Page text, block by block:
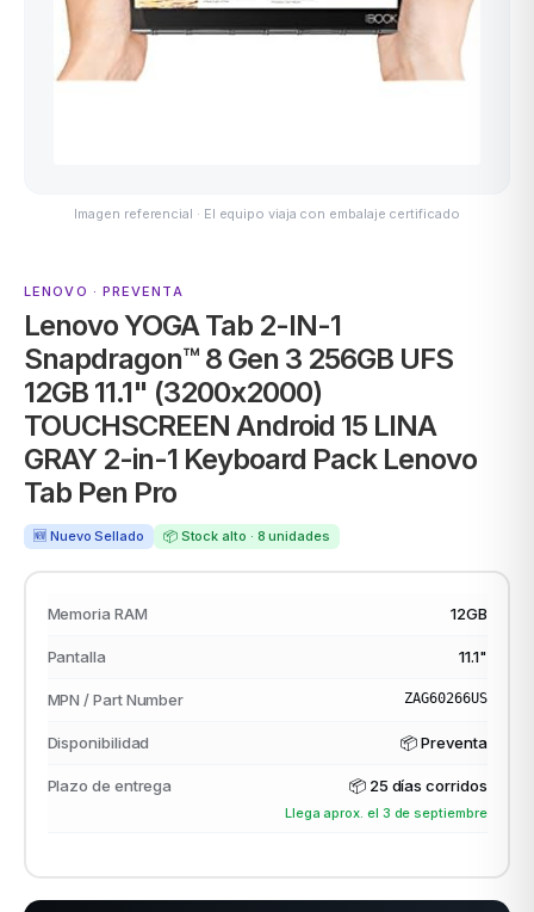
ACER
Imagen referencial · El equipo viaja con embalaje certificado
LENOVO · PREVENTA
Lenovo YOGA Tab 2-IN-1
Snapdragon™ 8 Gen 3 256GB UFS
12GB 11.1" (3200x2000)
TOUCHSCREEN Android 15 LINA
GRAY 2-in-1 Keyboard Pack Lenovo
Tab Pen Pro
🆕 Nuevo Sellado 📦 Stock alto · 8 unidades
Memoria RAM 12GB
Pantalla 11.1"
MPN / Part Number ZAG60266US
Disponibilidad 📦 Preventa
Plazo de entrega 📦 25 días corridos
Llega aprox. el 3 de septiembre